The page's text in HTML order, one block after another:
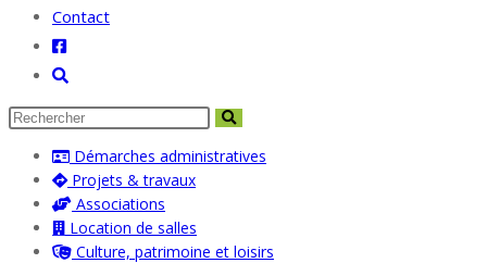
Contact
Toggle
website
search
Démarches administratives
Projets & travaux
Associations
Location de salles
Culture, patrimoine et loisirs